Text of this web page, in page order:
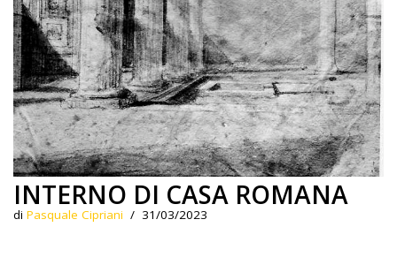
INTERNO DI CASA ROMANA
di Pasquale Cipriani 31/03/2023